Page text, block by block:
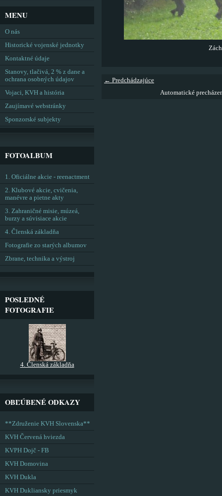
← Predchádzajúce
Automatické
MENU
O nás
Historické vojenské jednotky
Kontaktné údaje
Stanovy, tlačivá, 2 % z dane a
ochrana osobných údajov
Vojaci, KVH a história
Zaujímavé webstránky
Sponzorské subjekty
FOTOALBUM
1. Oficiálne akcie - reenactment
2. Klubové akcie, cvičenia,
manévre a pietne akty
3. Zahraničné misie, múzeá,
burzy a súvisiace akcie
4. Členská základňa
Fotografie zo starých albumov
Zbrane, technika a výstroj
POSLEDNÉ
FOTOGRAFIE
4. Členská základňa
OBĽÚBENÉ ODKAZY
**Združenie KVH Slovenska**
KVH Červená hviezda
KVPH Dojč - FB
KVH Domovina
KVH Dukla
KVH Dukliansky priesmyk